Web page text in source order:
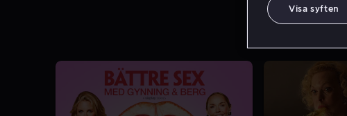
Visa syften